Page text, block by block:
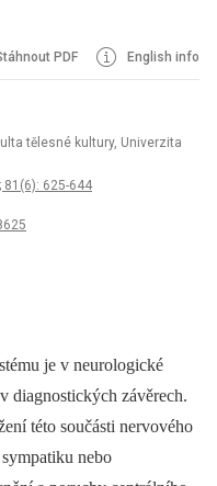
PDF English info
tělesné kultury, Univerzita
81(6): 625-644
je v neurologické
dia­gnostických závěrech.
této součásti nervového
nebo